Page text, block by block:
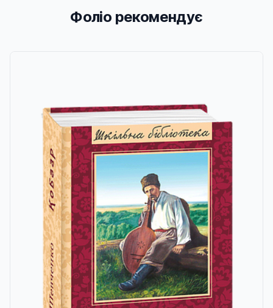
Фоліо рекомендує